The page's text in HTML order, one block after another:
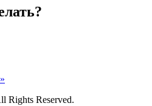
»
Rights Reserved.